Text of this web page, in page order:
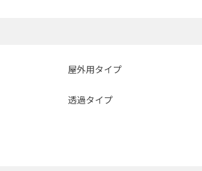
屋外用タイプ
透過タイプ